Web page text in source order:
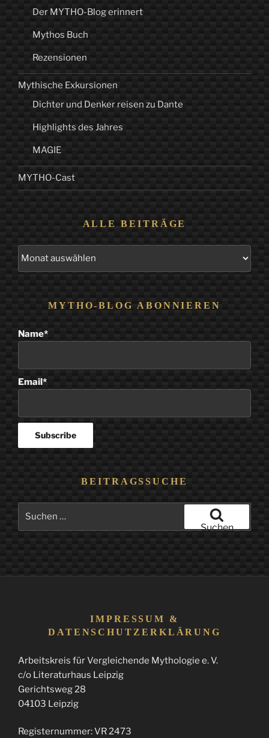
Der MYTHO-Blog erinnert
Mythos Buch
Rezensionen
Mythische Exkursionen
Dichter und Denker reisen zu Dante
Highlights des Jahres
MAGIE
MYTHO-Cast
ALLE BEITRÄGE
MYTHO-BLOG ABONNIEREN
Name*
Email*
BEITRAGSSUCHE
Suchen
IMPRESSUM &
DATENSCHUTZERKLÄRUNG
Arbeitskreis für Vergleichende Mythologie e. V.
c/o Literaturhaus Leipzig
Gerichtsweg 28
04103 Leipzig
Registernummer: VR 2473